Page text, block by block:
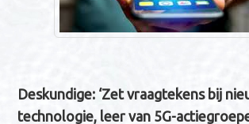
Deskundige: ‘Zet vraagtekens bij
technologie, leer van 5G-